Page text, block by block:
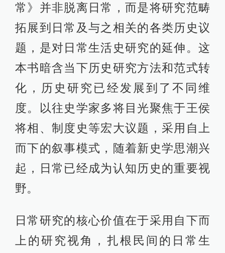
常》并非脱离日常，而是将研究范畴
拓展到日常及与之相关的各类历史议
题，是对日常生活史研究的延伸。这
本书暗含当下历史研究方法和范式转
化，历史研究已经发展到了不同维
度。以往史学家多将目光聚焦于王侯
将相、制度史等宏大议题，采用自上
而下的叙事模式，随着新史学思潮兴
起，日常已经成为认知历史的重要视
野。
日常研究的核心价值在于采用自下而
上的研究视角，扎根民间的日常生